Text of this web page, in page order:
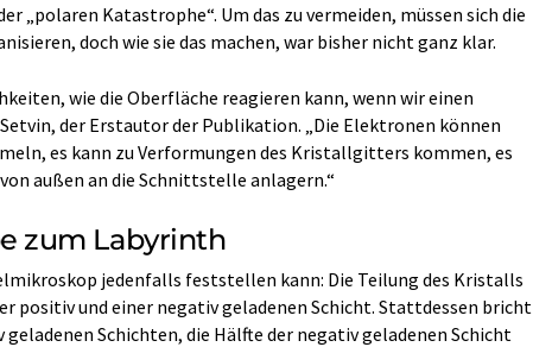
„polaren Katastrophe“. Um das zu vermeiden, müssen sich die
doch wie sie das machen, war bisher nicht ganz klar.
wie die Oberfläche reagieren kann, wenn wir einen
der Erstautor der Publikation. „Die Elektronen können
es kann zu Verformungen des Kristallgitters kommen, es
außen an die Schnittstelle anlagern.“
zum Labyrinth
jedenfalls feststellen kann: Die Teilung des Kristalls
positiv und einer negativ geladenen Schicht. Stattdessen bricht
Schichten, die Hälfte der negativ geladenen Schicht